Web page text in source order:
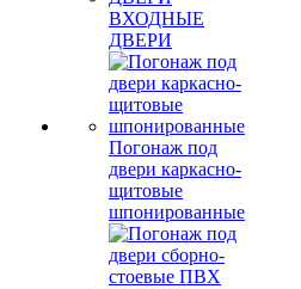
ВХОДНЫЕ
ДВЕРИ
Погонаж под
двери каркасно-
щитовые
шпонированные